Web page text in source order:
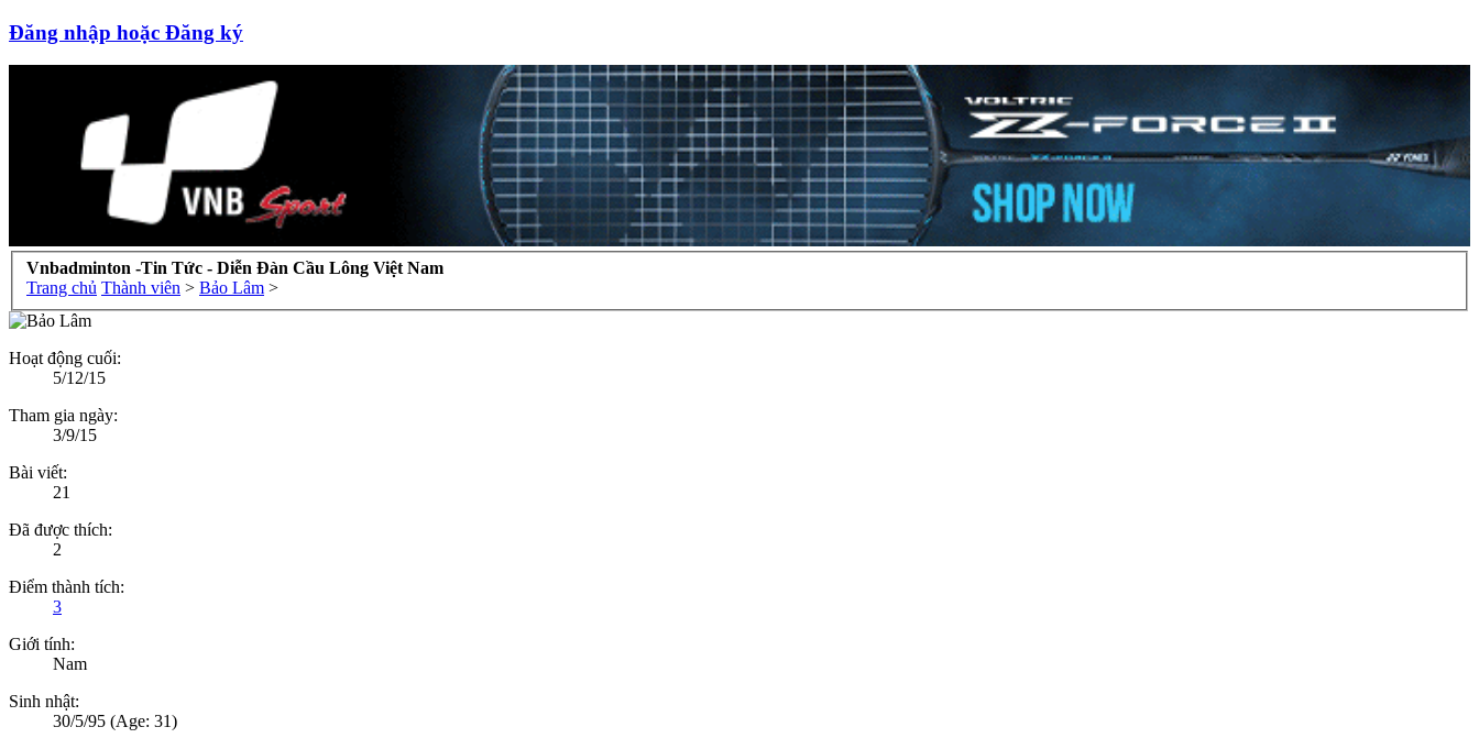
Đăng nhập hoặc Đăng ký
Vnbadminton -Tin Tức - Diễn Đàn Cầu Lông Việt Nam
Trang chủ Thành viên > Bảo Lâm >
Hoạt động cuối:
5/12/15
Tham gia ngày:
3/9/15
Bài viết:
21
Đã được thích:
2
Điểm thành tích:
3
Giới tính:
Nam
Sinh nhật:
30/5/95 (Age: 31)